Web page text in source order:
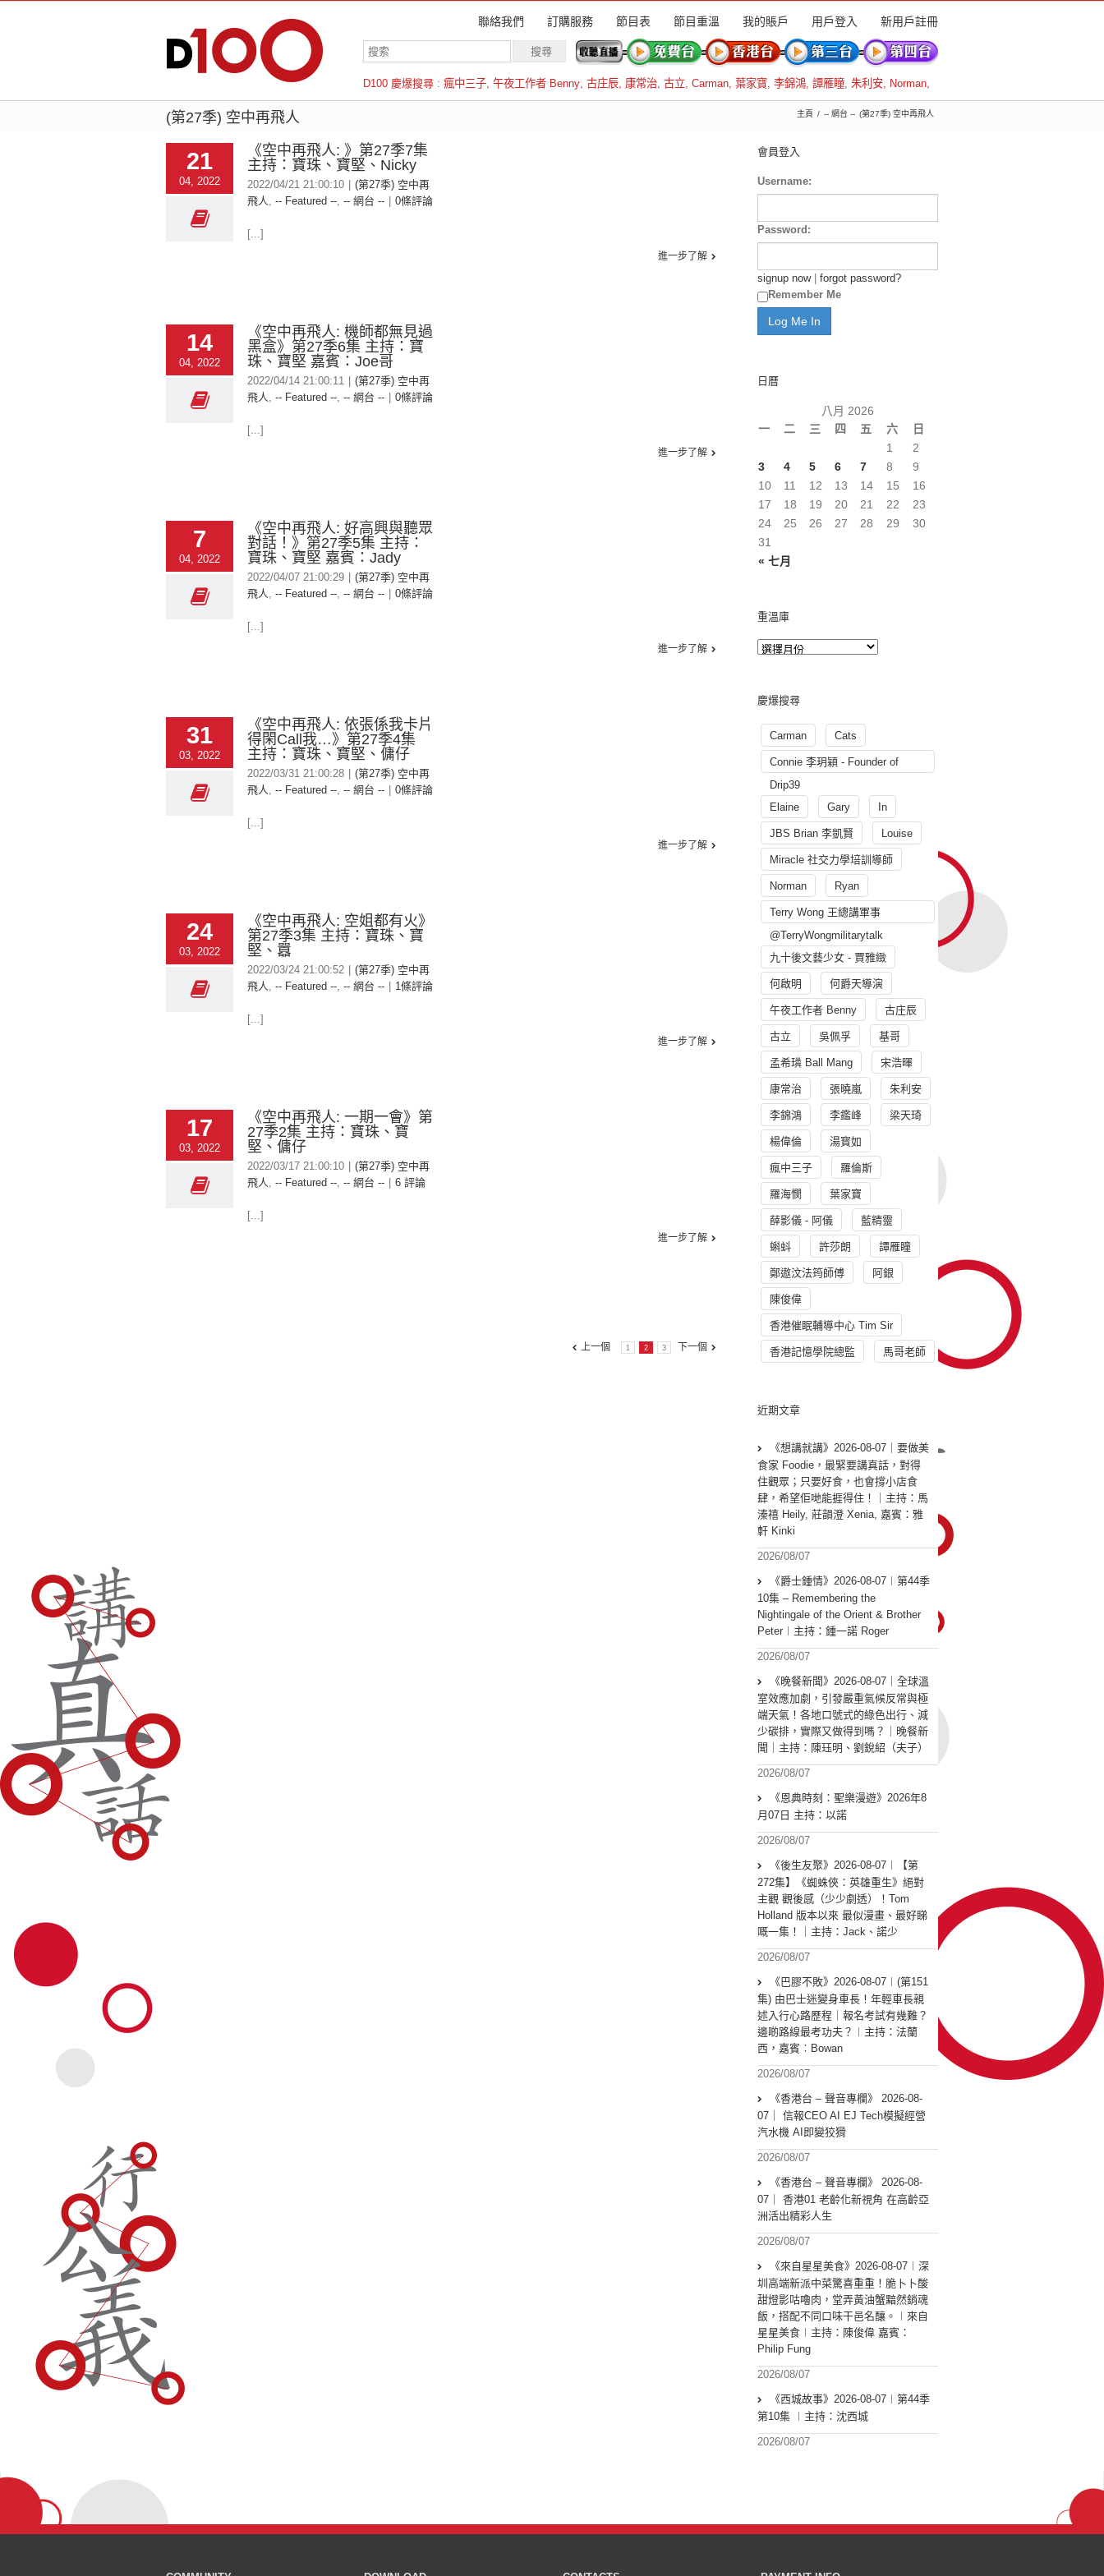
聯絡我們 訂購服務 節目表 節目重溫 我的賬戶 用戶登入 新用戶註冊
D100 慶爆搜尋 : 瘋中三子, 午夜工作者 Benny, 古庄辰, 康常治, 古立, Carman, 葉家寶, 李錦鴻, 譚雁瞳, 朱利安, Norman,
羅倫斯
(第27季) 空中再飛人 主頁 -- 網台 -- (第27季) 空中再飛人
21
04, 2022
《空中再飛人: 》第27季7集
主持：寶珠、寶堅、Nicky
2022/04/21 21:00:10
(第27季) 空中再
飛人, -- Featured --, -- 網台 -- 0條評論
[...]
進一步了解
14
04, 2022
《空中再飛人: 機師都無見過
黑盒》第27季6集 主持：寶
珠、寶堅 嘉賓：Joe哥
2022/04/14 21:00:11
(第27季) 空中再
飛人, -- Featured --, -- 網台 -- 0條評論
[...]
進一步了解
7
04, 2022
《空中再飛人: 好高興與聽眾
對話！》第27季5集 主持：
寶珠、寶堅 嘉賓：Jady
2022/04/07 21:00:29
(第27季) 空中再
飛人, -- Featured --, -- 網台 -- 0條評論
[...]
進一步了解
31
03, 2022
《空中再飛人: 依張係我卡片
得閑Call我…》第27季4集
主持：寶珠、寶堅、傭仔
2022/03/31 21:00:28
(第27季) 空中再
飛人, -- Featured --, -- 網台 -- 0條評論
[...]
進一步了解
24
03, 2022
《空中再飛人: 空姐都有火》
第27季3集 主持：寶珠、寶
堅、囂
2022/03/24 21:00:52
(第27季) 空中再
飛人, -- Featured --, -- 網台 -- 1條評論
[...]
進一步了解
17
03, 2022
《空中再飛人: 一期一會》第
27季2集 主持：寶珠、寶
堅、傭仔
2022/03/17 21:00:10
(第27季) 空中再
飛人, -- Featured --, -- 網台 -- 6 評論
[...]
進一步了解
上一個 1 2 3 下一個
會員登入
Username:
Password:
signup now| forgot password?
Remember Me
日曆
八月 2026
一
二 三 四 五 六 日
« 七月
1
2
3
4 5 6 7 8
9
10
11 12 13 14 15
16
17
18 19 20 21 22
23
24
25 26 27 28 29
30
31
重溫庫
慶爆搜尋
Carman Cats
Connie 李玥穎 - Founder of
Drip39
Elaine
Gary In
JBS Brian 李凱賢 Louise
Miracle 社交力學培訓導師
Norman Ryan
Terry Wong 王總講軍事
@TerryWongmilitarytalk
九十後文藝少女 - 賈雅緻
何啟明 何爵天導演
午夜工作者 Benny 古庄辰
古立 吳佩孚 基哥
孟希璘 Ball Mang 宋浩暉
康常治 張曉嵐 朱利安
李錦鴻 李鑑峰 梁天琦
楊偉倫 湯寳如
瘋中三子 羅倫斯
羅海憫 葉家寶
薛影儀 - 阿儀 藍精靈
蝌蚪 許莎朗 譚雁瞳
鄭遨汶法筠師傅 阿銀
陳俊偉
香港催眠輔導中心 Tim Sir
香港記憶學院總監 馬哥老師
近期文章
《想講就講》2026-08-07｜要做美
食家 Foodie，最緊要講真話，對得
住觀眾；只要好食，也會撐小店食
肆，希望佢哋能捱得住！｜主持：馬
溱禧 Heily, 莊韻澄 Xenia, 嘉賓：雅
軒 Kinki
2026/08/07
《爵士鍾情》2026-08-07︱第44季
10集 – Remembering the
Nightingale of the Orient & Brother
Peter︱主持：鍾一諾 Roger
2026/08/07
《晚餐新聞》2026-08-07｜全球溫
室效應加劇，引發嚴重氣候反常與極
端天氣！各地口號式的綠色出行、減
少碳排，實際又做得到嗎？｜晚餐新
聞｜主持：陳珏明、劉銳紹（夫子）
2026/08/07
《恩典時刻：聖樂漫遊》2026年8
月07日 主持：以諾
2026/08/07
《後生友聚》2026-08-07︱【第
272集】《蜘蛛俠：英雄重生》絕對
主觀 觀後感（少少劇透）！Tom
Holland 版本以來 最似漫畫、最好睇
嘅一集！｜主持：Jack、諾少
2026/08/07
《巴膠不敗》2026-08-07︱(第151
集) 由巴士迷變身車長！年輕車長親
述入行心路歷程｜報名考試有幾難？
邊啲路線最考功夫？︱主持：法蘭
西，嘉賓︰Bowan
2026/08/07
《香港台 – 聲音專欄》 2026-08-
07｜ 信報CEO AI EJ Tech模擬經營
汽水機 AI即變狡猾
2026/08/07
《香港台 – 聲音專欄》 2026-08-
07｜ 香港01 老齡化新視角 在高齡亞
洲活出精彩人生
2026/08/07
《來自星星美食》2026-08-07︱深
圳高端新派中菜驚喜重重！脆卜卜酸
甜燈影咕嚕肉，堂弄黃油蟹黯然銷魂
飯，搭配不同口味干邑名釀。︱來自
星星美食︱主持：陳俊偉 嘉賓：
Philip Fung
2026/08/07
《西城故事》2026-08-07︱第44季
第10集 ︱主持：沈西城
2026/08/07